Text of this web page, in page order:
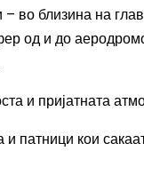
во близина на
од и до
и пријатната
патници кои